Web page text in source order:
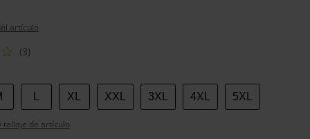
artículo
(3)
XL XXL 3XL 4XL 5XL
tallaje de artículo